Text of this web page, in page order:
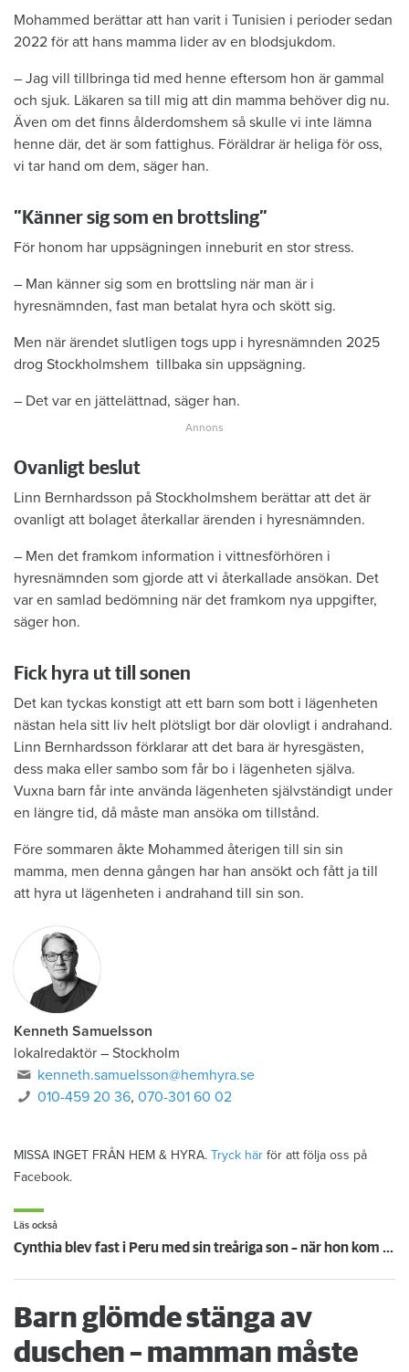
Mohammed berättar att han varit i ­Tunisien i perioder sedan
2022 för att hans mamma lider av en blodsjukdom.
– Jag vill tillbringa tid med ­henne ­eftersom hon är gammal
och sjuk. ­Läkaren sa till mig att din mamma ­behöver dig nu.
Även om det finns ­ålderdomshem så skulle vi inte ­lämna
henne där, det är som fattighus. ­Föräldrar är heliga för oss,
vi tar hand om dem, säger han.
”Känner sig som en brottsling”
För honom har uppsägningen inneburit en stor stress.
– Man känner sig som en brottsling när man är i
hyresnämnden, fast man betalat hyra och skött sig.
Men när ärendet slutligen togs upp i hyresnämnden 2025
drog Stockholmshem tillbaka sin uppsägning.
– Det var en jättelättnad, säger han.
Ovanligt beslut
Linn Bernhardsson på Stockholmshem berättar att det är
ovanligt att bolaget återkallar ärenden i hyresnämnden.
– Men det framkom information i ­vittnesförhören i
hyresnämnden som gjorde att vi återkallade ansökan. Det
var en samlad bedömning när det framkom nya uppgifter,
säger hon.
Fick hyra ut till sonen
Det kan tyckas konstigt att ett barn som bott i lägenheten
nästan hela sitt liv helt plötsligt bor där olovligt i andrahand.
Linn Bernhardsson förklarar att det bara är hyresgästen,
dess maka eller sambo som får bo i lägenheten själva.
Vuxna barn får inte använda lägenheten självständigt under
en längre tid, då måste man ansöka om tillstånd.
Före sommaren åkte Mohammed återigen till sin sin
mamma, men denna gången har han ansökt och fått ja till
att hyra ut lägen­heten i andrahand till sin son.
Kenneth Samuelsson
lokalredaktör – Stockholm
kenneth.samuelsson@hemhyra.se
010-459 20 36,070-301 60 02
MISSA INGET FRÅN HEM & HYRA. Tryck här för att följa oss på
Facebook.
Läs också
Cynthia blev fast i Peru med sin treåriga son – när hon kom hem blev familjen uppsagd
Barn glömde stänga av
duschen – mamman måste